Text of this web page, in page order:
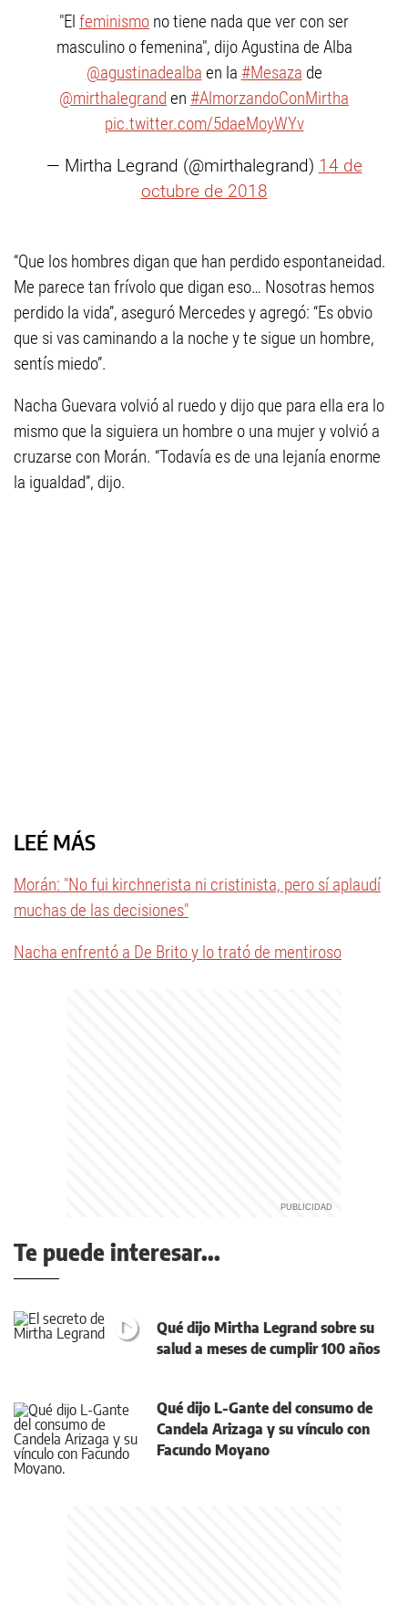
"El feminismo no tiene nada que ver con ser
masculino o femenina", dijo Agustina de Alba
@agustinadealba en la #Mesaza de
@mirthalegrand en #AlmorzandoConMirtha
pic.twitter.com/5daeMoyWYv
— Mirtha Legrand (@mirthalegrand) 14 de
octubre de 2018
“Que los hombres digan que han perdido espontaneidad.
Me parece tan frívolo que digan eso… Nosotras hemos
perdido la vida”, aseguró Mercedes y agregó: “Es obvio
que si vas caminando a la noche y te sigue un hombre,
sentís miedo”.
Nacha Guevara volvió al ruedo y dijo que para ella era lo
mismo que la siguiera un hombre o una mujer y volvió a
cruzarse con Morán. “Todavía es de una lejanía enorme
la igualdad”, dijo.
LEÉ MÁS
Morán: "No fui kirchnerista ni cristinista, pero sí aplaudí
muchas de las decisiones"
Nacha enfrentó a De Brito y lo trató de mentiroso
Te puede interesar...
Qué dijo Mirtha Legrand sobre su
salud a meses de cumplir 100 años
Qué dijo L-Gante del consumo de
Candela Arizaga y su vínculo con
Facundo Moyano